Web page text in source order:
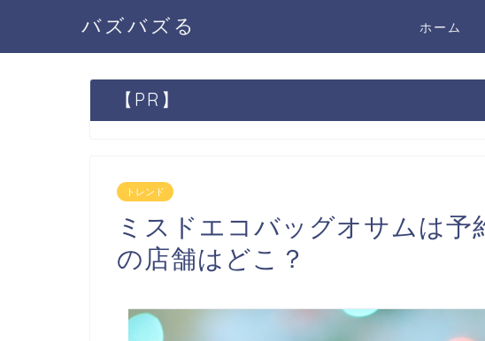
バズバズる ホーム
【PR】
トレンド
ミスドエコバッグオサムは予
の店舗はどこ？